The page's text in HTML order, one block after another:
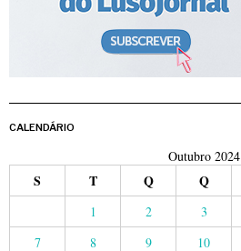
CALENDÁRIO
Outubro 2024
S T Q Q
1 2 3
7
8 9 10